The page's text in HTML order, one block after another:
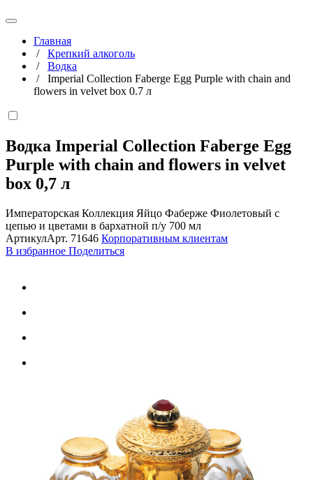
Главная
/ Крепкий алкоголь
/ Водка
/ Imperial Collection Faberge Egg Purple with chain and
flowers in velvet box 0.7 л
Водка Imperial Collection Faberge Egg
Purple with chain and flowers in velvet
box 0,7 л
Императорская Коллекция Яйцо Фаберже Фиолетовый c
цепью и цветами в бархатной п/у 700 мл
АртикулАрт. 71646 Корпоративным клиентам
В избранное Поделиться